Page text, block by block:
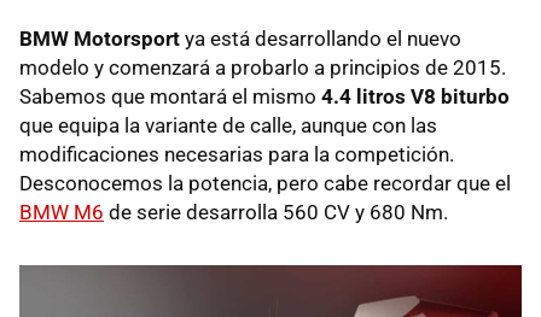
BMW Motorsport ya está desarrollando el nuevo
modelo y comenzará a probarlo a principios de 2015.
Sabemos que montará el mismo 4.4 litros V8 biturbo
que equipa la variante de calle, aunque con las
modificaciones necesarias para la competición.
Desconocemos la potencia, pero cabe recordar que el
BMW M6 de serie desarrolla 560 CV y 680 Nm.